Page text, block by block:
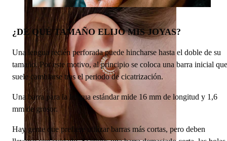
¿DE QUÉ TAMAÑO ELIJO MIS JOYAS?
Una lengua recién perforada puede hincharse hasta el doble de su
tamaño. Por este motivo, al principio se coloca una barra inicial que
suele cambiarse tras el periodo de cicatrización.
Una barra para la lengua estándar mide 16 mm de longitud y 1,6
mm de grosor.
Hay gente que prefiere utilizar barras más cortas, pero deben